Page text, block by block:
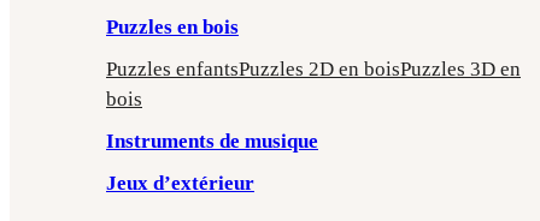
Puzzles en bois
Puzzles enfantsPuzzles 2D en boisPuzzles 3D en
bois
Instruments de musique
Jeux d’extérieur